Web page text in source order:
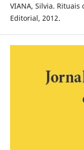
VIANA, Silvia.
Editorial, 2012.